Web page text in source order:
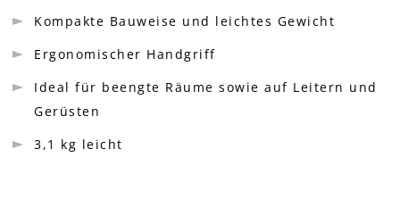
Kompakte Bauweise und leichtes Gewicht
Ergonomischer Handgriff
Ideal für beengte Räume sowie auf Leitern und
Gerüsten
3,1 kg leicht